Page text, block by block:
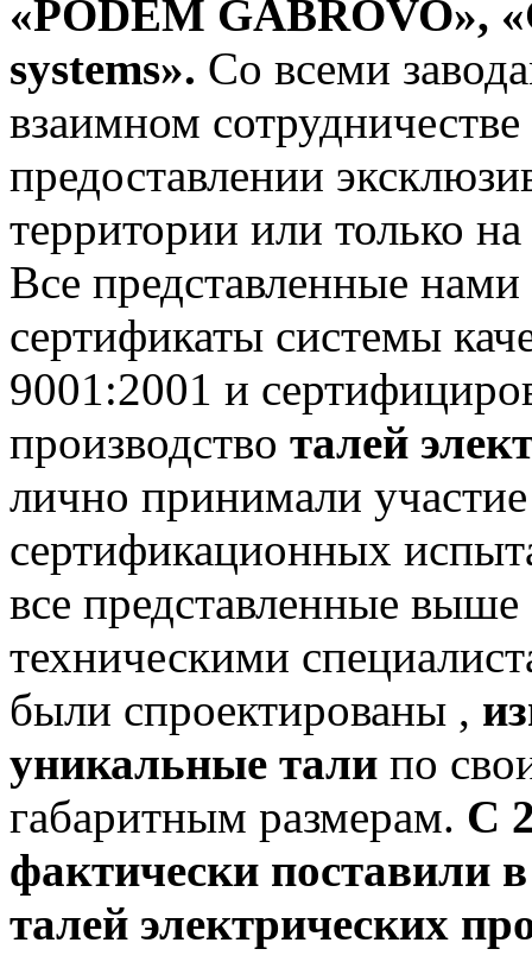
«PODEM GABROVO»,
systems». Со всеми
взаимном
предоставлении
территории или только
Все представленные
сертификаты системы
9001:2001 и
производство талей
лично принимали
сертификационных
все представленные
техническими
были спроектированы ,
уникальные тали по
габаритным размерам. С
фактически поставили
талей электрических